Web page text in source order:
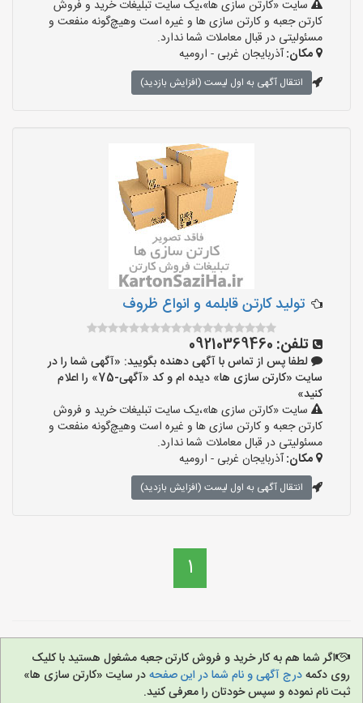
سایت «کارتن سازی ها»،یک سایت تبلیغات خرید و فروش
کارتن جعبه و کارتن سازی ها و غیره است وهیچ‌گونه منفعت و
مسئولیتی در قبال معاملات شما ندارد.
مکان:آذربایجان غربی - ارومیه
انتقال آگهی به اول لیست (افزایش بازدید)
تولید کارتن قابلمه و انواع ظروف
تلفن: 09210369460
لطفا پس از تماس با آگهی دهنده بگویید: «آگهی شما را در
سایت «کارتن سازی ها» دیده ام و کد «آگهی-75» را اعلام
کنید»
سایت «کارتن سازی ها»،یک سایت تبلیغات خرید و فروش
کارتن جعبه و کارتن سازی ها و غیره است وهیچ‌گونه منفعت و
مسئولیتی در قبال معاملات شما ندارد.
مکان:آذربایجان غربی - ارومیه
انتقال آگهی به اول لیست (افزایش بازدید)
1
اگر شما هم به کار خرید و فروش کارتن جعبه مشغول هستید با کلیک
روی دکمهدرج آگهی و نام شما در این صفحهدر سایت «کارتن سازی ها»
ثبت نام نموده و سپس خودتان را معرفی کنید.